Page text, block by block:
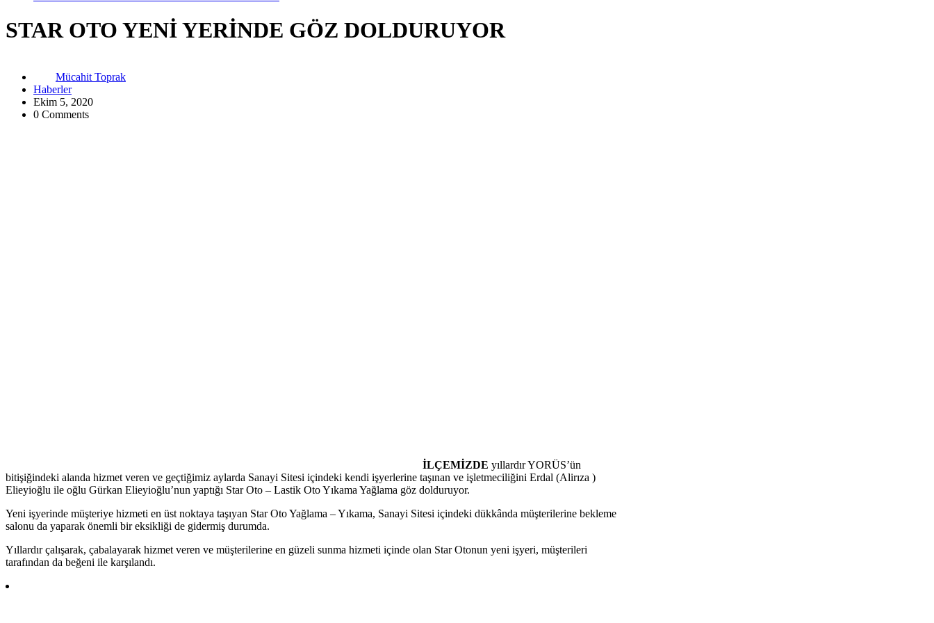
STAR OTO YENİ YERİNDE GÖZ DOLDURUYOR
Mücahit Toprak
Haberler
Ekim 5, 2020
0 Comments
İLÇEMİZDE yıllardır YORÜS’ün
bitişiğindeki alanda hizmet veren ve geçtiğimiz aylarda Sanayi Sitesi içindeki kendi işyerlerine taşınan ve işletmeciliğini Erdal (Alirıza )
Elieyioğlu ile oğlu Gürkan Elieyioğlu’nun yaptığı Star Oto – Lastik Oto Yıkama Yağlama göz dolduruyor.
Yeni işyerinde müşteriye hizmeti en üst noktaya taşıyan Star Oto Yağlama – Yıkama, Sanayi Sitesi içindeki dükkânda müşterilerine bekleme
salonu da yaparak önemli bir eksikliği de gidermiş durumda.
Yıllardır çalışarak, çabalayarak hizmet veren ve müşterilerine en güzeli sunma hizmeti içinde olan Star Otonun yeni işyeri, müşterileri
tarafından da beğeni ile karşılandı.